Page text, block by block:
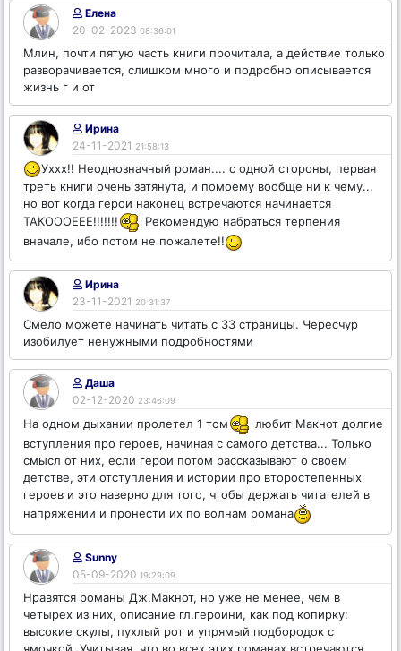
Елена
20-02-2023 08:36:01
Млин, почти пятую часть книги прочитала, а действие только
разворачивается, слишком много и подробно описывается
жизнь г и от
Ирина
24-11-2021 21:58:13
Уххх!! Неоднозначный роман.... с одной стороны, первая
треть книги очень затянута, и помоему вообще ни к чему...
но вот когда герои наконец встречаются начинается
ТАКОООЕЕЕ!!!!!!!
Рекомендую набраться терпения
вначале, ибо потом не пожалете!!
Ирина
23-11-2021 20:31:37
Смело можете начинать читать с 33 страницы. Чересчур
изобилует ненужными подробностями
Даша
02-12-2020 23:46:09
На одном дыхании пролетел 1 том
любит Макнот долгие
вступления про героев, начиная с самого детства... Только
смысл от них, если герои потом рассказывают о своем
детстве, эти отступления и истории про второстепенных
героев и это наверно для того, чтобы держать читателей в
напряжении и пронести их по волнам романа
Sunny
05-09-2020 19:29:09
Нравятся романы Дж.Макнот, но уже не менее, чем в
четырех из них, описание гл.героини, как под копирку:
высокие скулы, пухлый рот и упрямый подбородок с